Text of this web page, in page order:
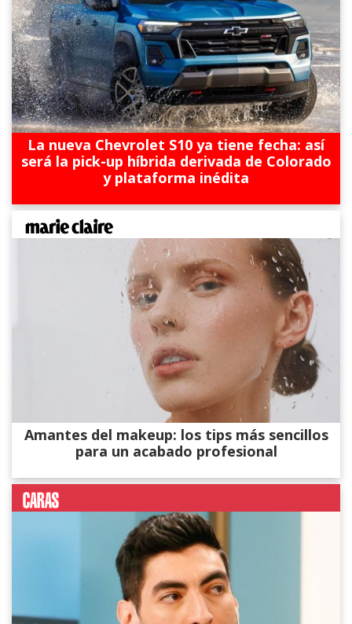
La nueva Chevrolet S10 ya tiene fecha: así
será la pick-up híbrida derivada de Colorado
y plataforma inédita
Amantes del makeup: los tips más sencillos
para un acabado profesional